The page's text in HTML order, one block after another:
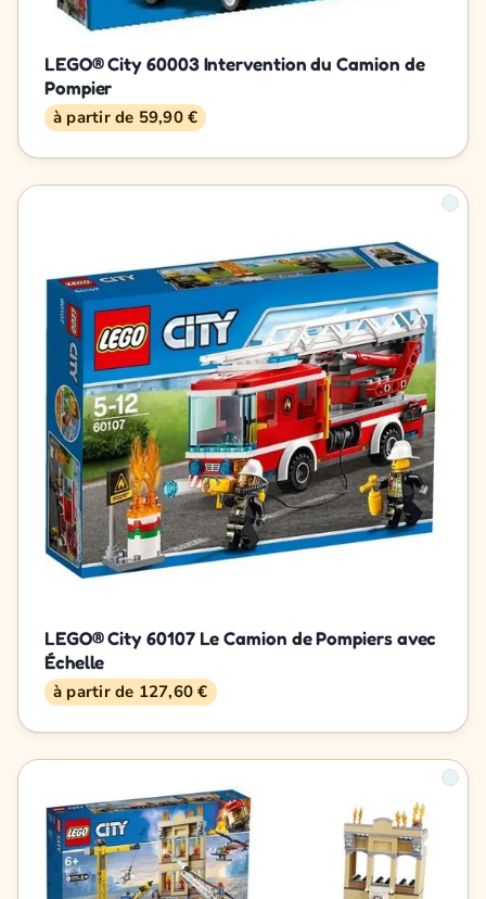
LEGO® City 60003 Intervention du Camion de
Pompier
à partir de 59,90 €
LEGO® City 60107 Le Camion de Pompiers avec
Échelle
à partir de 127,60 €